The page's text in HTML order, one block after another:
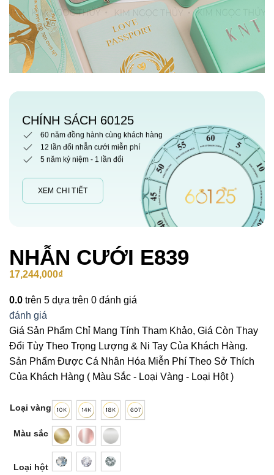
CHÍNH SÁCH 60125
60 năm đồng hành cùng khách hàng
12 lần đổi nhẫn cưới miễn phí
5 năm kỷ niệm - 1 lần đổi
XEM CHI TIẾT
NHẪN CƯỚI E839
17,244,000₫
0.0 trên 5 dựa trên 0 đánh giá
đánh giá
Giá Sản Phẩm Chỉ Mang Tính Tham Khảo, Giá Còn Thay
Đổi Tùy Theo Trọng Lượng & Ni Tay Của Khách Hàng.
Sản Phẩm Được Cá Nhân Hóa Miễn Phí Theo Sở Thích
Của Khách Hàng ( Màu Sắc - Loại Vàng - Loại Hột )
Loại vàng
Màu sắc
Loại hột